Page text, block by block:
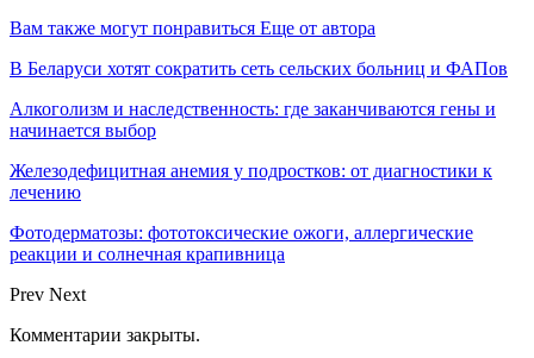
Вам также могут понравиться Еще от автора
В Беларуси хотят сократить сеть сельских больниц и ФАПов
Алкоголизм и наследственность: где заканчиваются гены и
начинается выбор
Железодефицитная анемия у подростков: от диагностики к
лечению
Фотодерматозы: фототоксические ожоги, аллергические
реакции и солнечная крапивница
Prev Next
Комментарии закрыты.